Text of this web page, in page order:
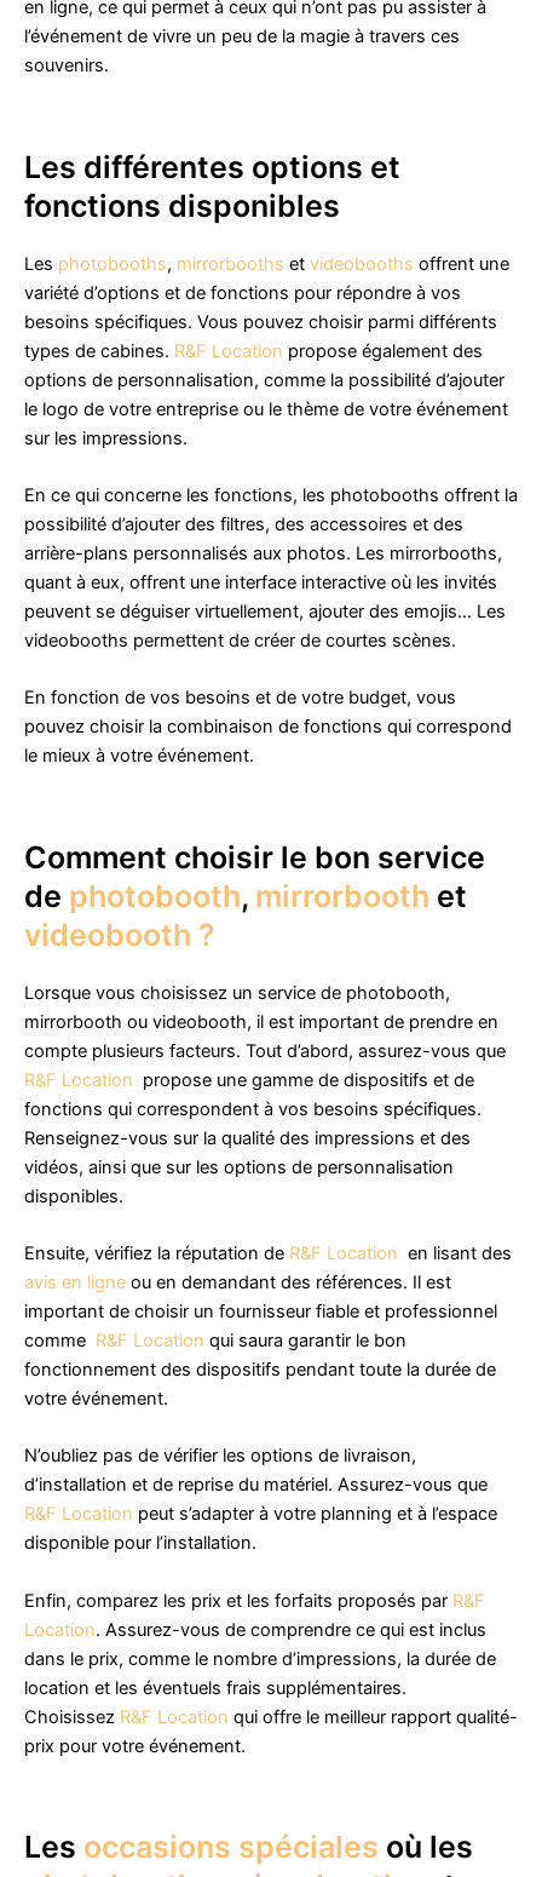
en ligne, ce qui permet à ceux qui n’ont pas pu assister à
l’événement de vivre un peu de la magie à travers ces
souvenirs.
Les différentes options et
fonctions disponibles
Les photobooths, mirrorbooths et videobooths offrent une
variété d’options et de fonctions pour répondre à vos
besoins spécifiques. Vous pouvez choisir parmi différents
types de cabines. R&F Location propose également des
options de personnalisation, comme la possibilité d’ajouter
le logo de votre entreprise ou le thème de votre événement
sur les impressions.
En ce qui concerne les fonctions, les photobooths offrent la
possibilité d’ajouter des filtres, des accessoires et des
arrière-plans personnalisés aux photos. Les mirrorbooths,
quant à eux, offrent une interface interactive où les invités
peuvent se déguiser virtuellement, ajouter des emojis… Les
videobooths permettent de créer de courtes scènes.
En fonction de vos besoins et de votre budget, vous
pouvez choisir la combinaison de fonctions qui correspond
le mieux à votre événement.
Comment choisir le bon service
de photobooth, mirrorbooth et
videobooth ?
Lorsque vous choisissez un service de photobooth,
mirrorbooth ou videobooth, il est important de prendre en
compte plusieurs facteurs. Tout d’abord, assurez-vous que
R&F Location propose une gamme de dispositifs et de
fonctions qui correspondent à vos besoins spécifiques.
Renseignez-vous sur la qualité des impressions et des
vidéos, ainsi que sur les options de personnalisation
disponibles.
Ensuite, vérifiez la réputation de R&F Location en lisant des
avis en ligne ou en demandant des références. Il est
important de choisir un fournisseur fiable et professionnel
comme R&F Location qui saura garantir le bon
fonctionnement des dispositifs pendant toute la durée de
votre événement.
N’oubliez pas de vérifier les options de livraison,
d’installation et de reprise du matériel. Assurez-vous que
R&F Location peut s’adapter à votre planning et à l’espace
disponible pour l’installation.
Enfin, comparez les prix et les forfaits proposés par R&F
Location. Assurez-vous de comprendre ce qui est inclus
dans le prix, comme le nombre d’impressions, la durée de
location et les éventuels frais supplémentaires.
Choisissez R&F Location qui offre le meilleur rapport qualité-
prix pour votre événement.
Les occasions spéciales où les